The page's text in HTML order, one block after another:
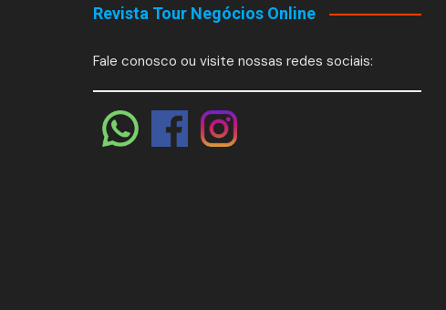
Revista Tour Negócios Online
Fale conosco ou visite nossas redes sociais: